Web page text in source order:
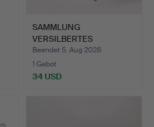
SAMMLUNG
VERSILBERTES
TAFELGERÄT (ANZAHL).
Beendet 5. Aug 2026
1 Gebot
34 USD